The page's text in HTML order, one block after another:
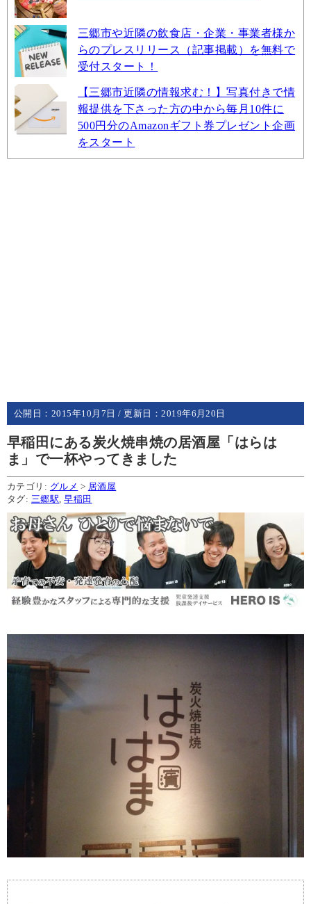
三郷市や近隣の飲食店・企業・事業者様か
らのプレスリリース（記事掲載）を無料で
受付スタート！
【三郷市近隣の情報求む！】写真付きで情
報提供を下さった方の中から毎月10件に
500円分のAmazonギフト券プレゼント企画
をスタート
公開日： 2015年10月7日 / 更新日：2019年6月20日
早稲田にある炭火焼串焼の居酒屋「はらは
ま」で一杯やってきました
カテゴリ: グルメ > 居酒屋
タグ: 三郷駅,早稲田